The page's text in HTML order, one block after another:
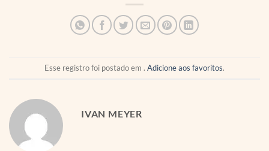
Esse registro foi postado em . Adicione aos favoritos.
IVAN MEYER